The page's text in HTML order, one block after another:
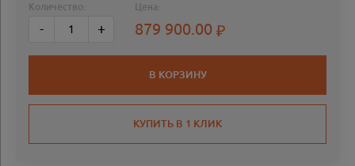
Количество:
- +
Цена:
879 900.00
В КОРЗИНУ
КУПИТЬ В 1 КЛИК